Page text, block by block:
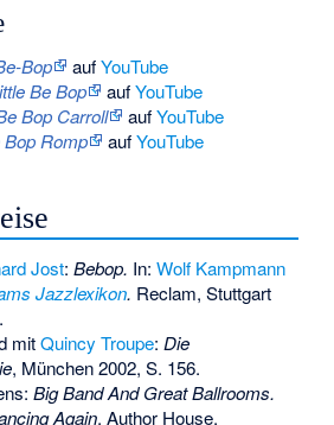
Bop aufYouTube
Be Bop aufYouTube
Bop Carroll aufYouTube
Bop Romp aufYouTube
Jost:Bebop. In:Wolf Kampmann
Jazzlexikon. Reclam, Stuttgart
mitQuincy Troupe:Die
, München 2002, S. 156.
Big Band And Great Ballrooms.
Again. Author House,